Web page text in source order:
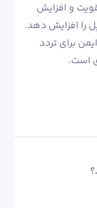
و افزایش
را افزایش دهد.
برای تردد
است.